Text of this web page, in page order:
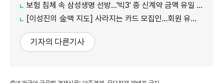
보험 침체 속 삼성생명 선방…'빅3' 중 신계약 금액 유일 증가
[이성진의 金맥 지도] 사라지는 카드 모집인…회원 유치도 '디지털 전환'
기자의 다른기사